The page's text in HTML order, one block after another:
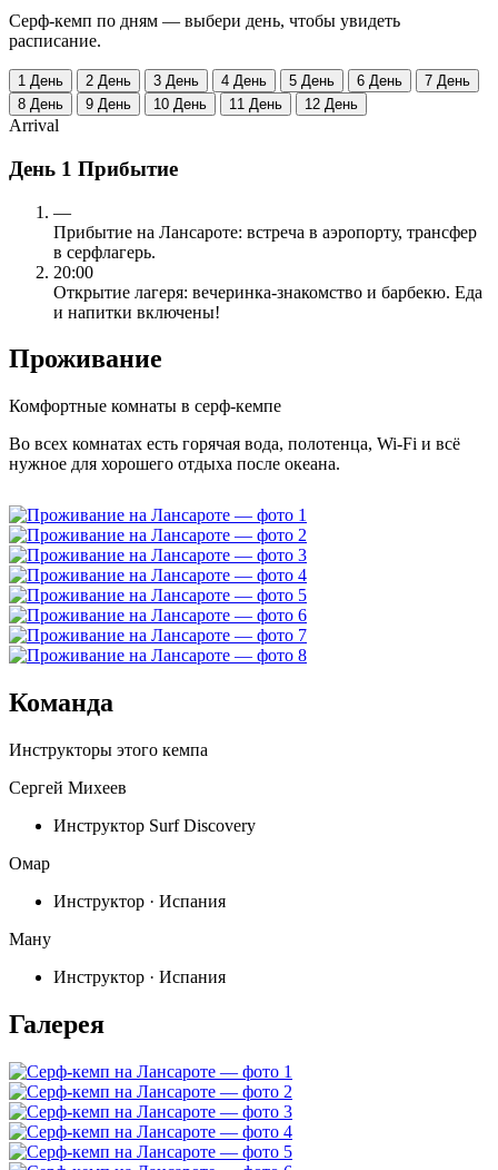
Серф-кемп по дням — выбери день, чтобы увидеть
расписание.
1 День 2 День 3 День 4 День 5 День 6 День 7 День
8 День 9 День 10 День 11 День 12 День
Arrival
День 1 Прибытие
—
Прибытие на Лансароте: встреча в аэропорту, трансфер
в серфлагерь.
20:00
Открытие лагеря: вечеринка-знакомство и барбекю. Еда
и напитки включены!
Проживание
Комфортные комнаты в серф-кемпе
Во всех комнатах есть горячая вода, полотенца, Wi‑Fi и всё
нужное для хорошего отдыха после океана.
Команда
Инструкторы этого кемпа
Сергей Михеев
Инструктор Surf Discovery
Омар
Инструктор · Испания
Ману
Инструктор · Испания
Галерея